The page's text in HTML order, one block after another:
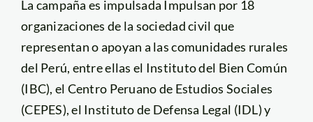
La campaña es impulsada Impulsan por 18
organizaciones de la sociedad civil que
representan o apoyan a las comunidades rurales
del Perú, entre ellas el Instituto del Bien Común
(IBC), el Centro Peruano de Estudios Sociales
(CEPES), el Instituto de Defensa Legal (IDL) y